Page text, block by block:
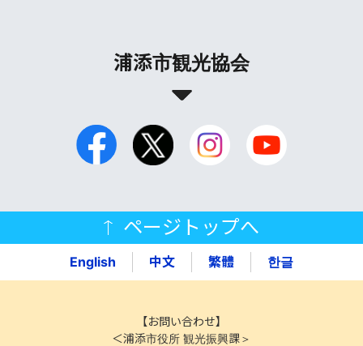
浦添市観光協会
ページトップへ
English 中文 繁體 한글
【お問い合わせ】
＜浦添市役所 観光振興課＞